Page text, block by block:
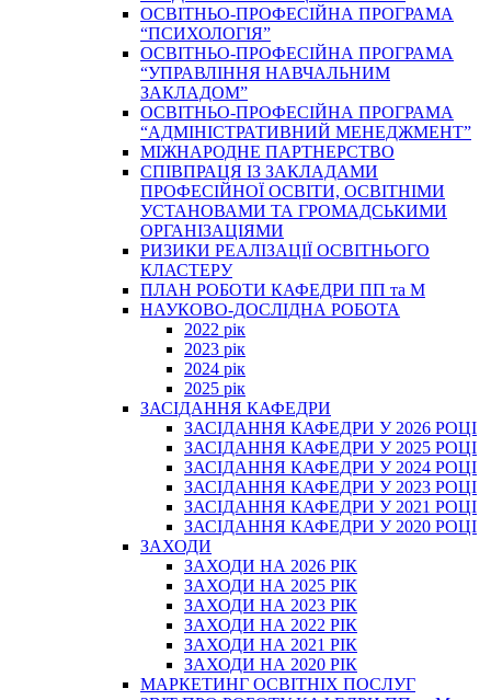
ОСВІТНЬО-ПРОФЕСІЙНА ПРОГРАМА
“ПСИХОЛОГІЯ”
ОСВІТНЬО-ПРОФЕСІЙНА ПРОГРАМА
“УПРАВЛІННЯ НАВЧАЛЬНИМ
ЗАКЛАДОМ”
ОСВІТНЬО-ПРОФЕСІЙНА ПРОГРАМА
“АДМІНІСТРАТИВНИЙ МЕНЕДЖМЕНТ”
МІЖНАРОДНЕ ПАРТНЕРСТВО
СПІВПРАЦЯ ІЗ ЗАКЛАДАМИ
ПРОФЕСІЙНОЇ ОСВІТИ, ОСВІТНІМИ
УСТАНОВАМИ ТА ГРОМАДСЬКИМИ
ОРГАНІЗАЦІЯМИ
РИЗИКИ РЕАЛІЗАЦІЇ ОСВІТНЬОГО
КЛАСТЕРУ
ПЛАН РОБОТИ КАФЕДРИ ПП та М
НАУКОВО-ДОСЛІДНА РОБОТА
2022 рік
2023 рік
2024 рік
2025 рік
ЗАСІДАННЯ КАФЕДРИ
ЗАСІДАННЯ КАФЕДРИ У 2026 РОЦІ
ЗАСІДАННЯ КАФЕДРИ У 2025 РОЦІ
ЗАСІДАННЯ КАФЕДРИ У 2024 РОЦІ
ЗАСІДАННЯ КАФЕДРИ У 2023 РОЦІ
ЗАСІДАННЯ КАФЕДРИ У 2021 РОЦІ
ЗАСІДАННЯ КАФЕДРИ У 2020 РОЦІ
ЗАХОДИ
ЗАХОДИ НА 2026 РІК
ЗАХОДИ НА 2025 РІК
ЗАХОДИ НА 2023 РІК
ЗАХОДИ НА 2022 РІК
ЗАХОДИ НА 2021 РІК
ЗАХОДИ НА 2020 РІК
МАРКЕТИНГ ОСВІТНІХ ПОСЛУГ